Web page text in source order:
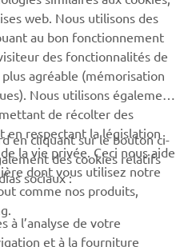
web. Nous utilisons des
au bon fonctionnement
des fonctionnalités de
agréable (mémorisation
Nous utilisons également
de récolter des
en respectant la législation
la vie privée. Ceci nous aide
dont vous utilisez notre
comme nos produits,
en cliquant sur le bouton ci-
des cookies relatifs
sociaux :
à l’analyse de votre
et à la fourniture